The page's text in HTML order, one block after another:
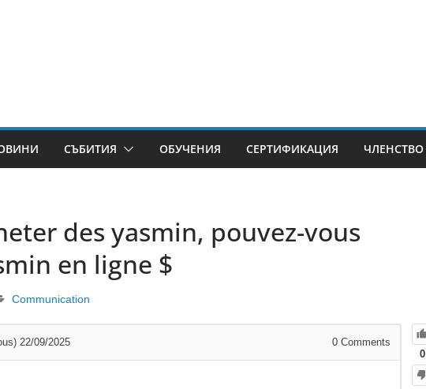
СЪБИТИЯ ОБУЧЕНИЯ СЕРТИФИКАЦИЯ ЧЛЕНСТВО
des yasmin, pouvez-vous
en ligne $
Communication
0
22/09/2025 0 Comments